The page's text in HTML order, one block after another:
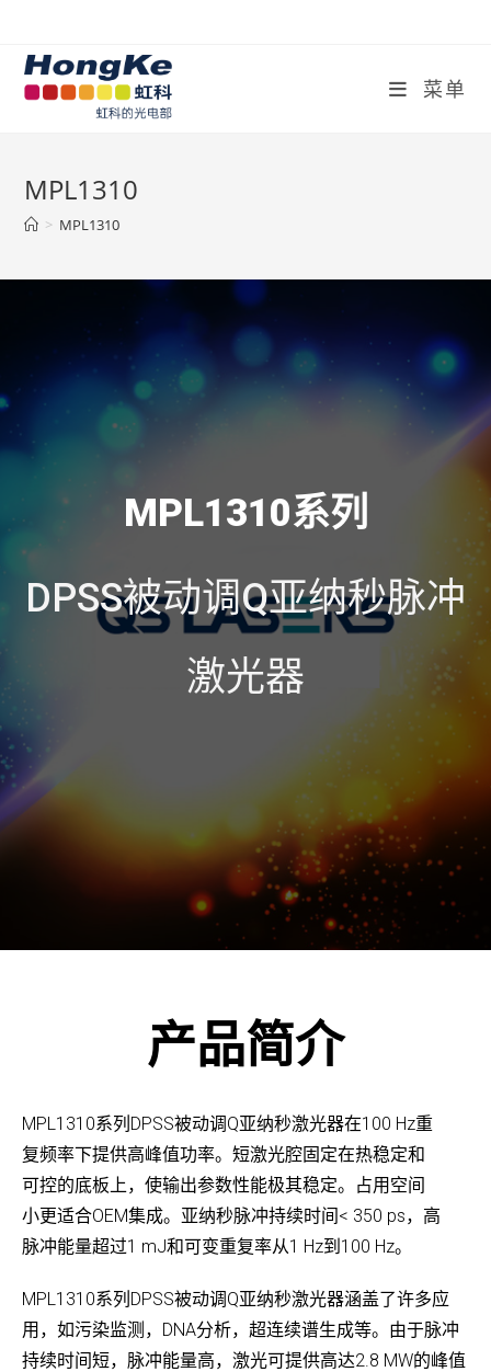
菜单
MPL1310
> MPL1310
MPL1310系列
DPSS被动调Q亚纳秒脉冲
激光器
产品简介
MPL1310系列DPSS被动调Q亚纳秒激光器在100 Hz重
复频率下提供高峰值功率。短激光腔固定在热稳定和
可控的底板上，使输出参数性能极其稳定。占用空间
小更适合OEM集成。亚纳秒脉冲持续时间< 350 ps，高
脉冲能量超过1 mJ和可变重复率从1 Hz到100 Hz。
MPL1310系列DPSS被动调Q亚纳秒激光器涵盖了许多应
用，如污染监测，DNA分析，超连续谱生成等。由于脉冲
持续时间短，脉冲能量高，激光可提供高达2.8 MW的峰值